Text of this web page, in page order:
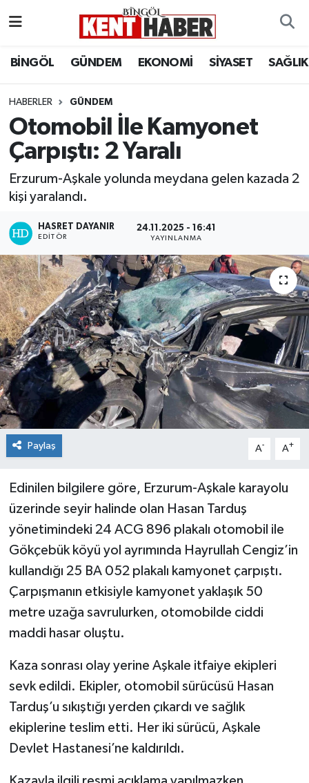
BİNGÖL GÜNDEM EKONOMİ SİYASET SAĞLIK
HABERLER GÜNDEM
Otomobil İle Kamyonet
Çarpıştı: 2 Yaralı
Erzurum-Aşkale yolunda meydana gelen kazada 2
kişi yaralandı.
HASRET DAYANIR
EDITÖR
24.11.2025 - 16:41
YAYINLANMA
Paylaş A- A+
Edinilen bilgilere göre, Erzurum-Aşkale karayolu
üzerinde seyir halinde olan Hasan Tarduş
yönetimindeki 24 ACG 896 plakalı otomobil ile
Gökçebük köyü yol ayrımında Hayrullah Cengiz’in
kullandığı 25 BA 052 plakalı kamyonet çarpıştı.
Çarpışmanın etkisiyle kamyonet yaklaşık 50
metre uzağa savrulurken, otomobilde ciddi
maddi hasar oluştu.
Kaza sonrası olay yerine Aşkale itfaiye ekipleri
sevk edildi. Ekipler, otomobil sürücüsü Hasan
Tarduş’u sıkıştığı yerden çıkardı ve sağlık
ekiplerine teslim etti. Her iki sürücü, Aşkale
Devlet Hastanesi’ne kaldırıldı.
BİLİM-TEKNOLOJİ
DÜNYA
EĞİTİM
EKONOMİ
GENÇ
GÜNDEM
KARLIOVA
KİĞI
MERKEZ
RESMİ İLANLAR
SAĞLIK
SOLHAN
SPOR
YAYLADERE
YEDİSU
Bingöl Hava Durumu
Bingöl Namaz Vakitleri
Bingöl Trafik Yoğunluk Haritası
Süper Lig Puan Durumu ve Fikstür
Tüm Manşetler
Son Dakika Haberleri
Haber Arşivi